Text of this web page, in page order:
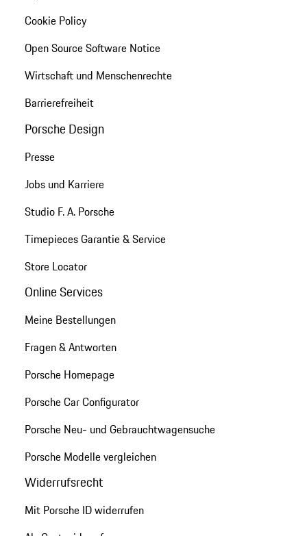
Cookie Policy
Open Source Software Notice
Wirtschaft und Menschenrechte
Barrierefreiheit
Porsche Design
Presse
Jobs und Karriere
Studio F. A. Porsche
Timepieces Garantie & Service
Store Locator
Online Services
Meine Bestellungen
Fragen & Antworten
Porsche Homepage
Porsche Car Configurator
Porsche Neu- und Gebrauchtwagensuche
Porsche Modelle vergleichen
Widerrufsrecht
Mit Porsche ID widerrufen